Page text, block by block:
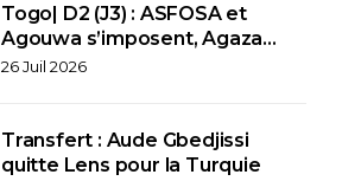
Togo| D2 (J3) : ASFOSA et
Agouwa s’imposent, Agaza…
26 Juil 2026
Transfert : Aude Gbedjissi
quitte Lens pour la Turquie